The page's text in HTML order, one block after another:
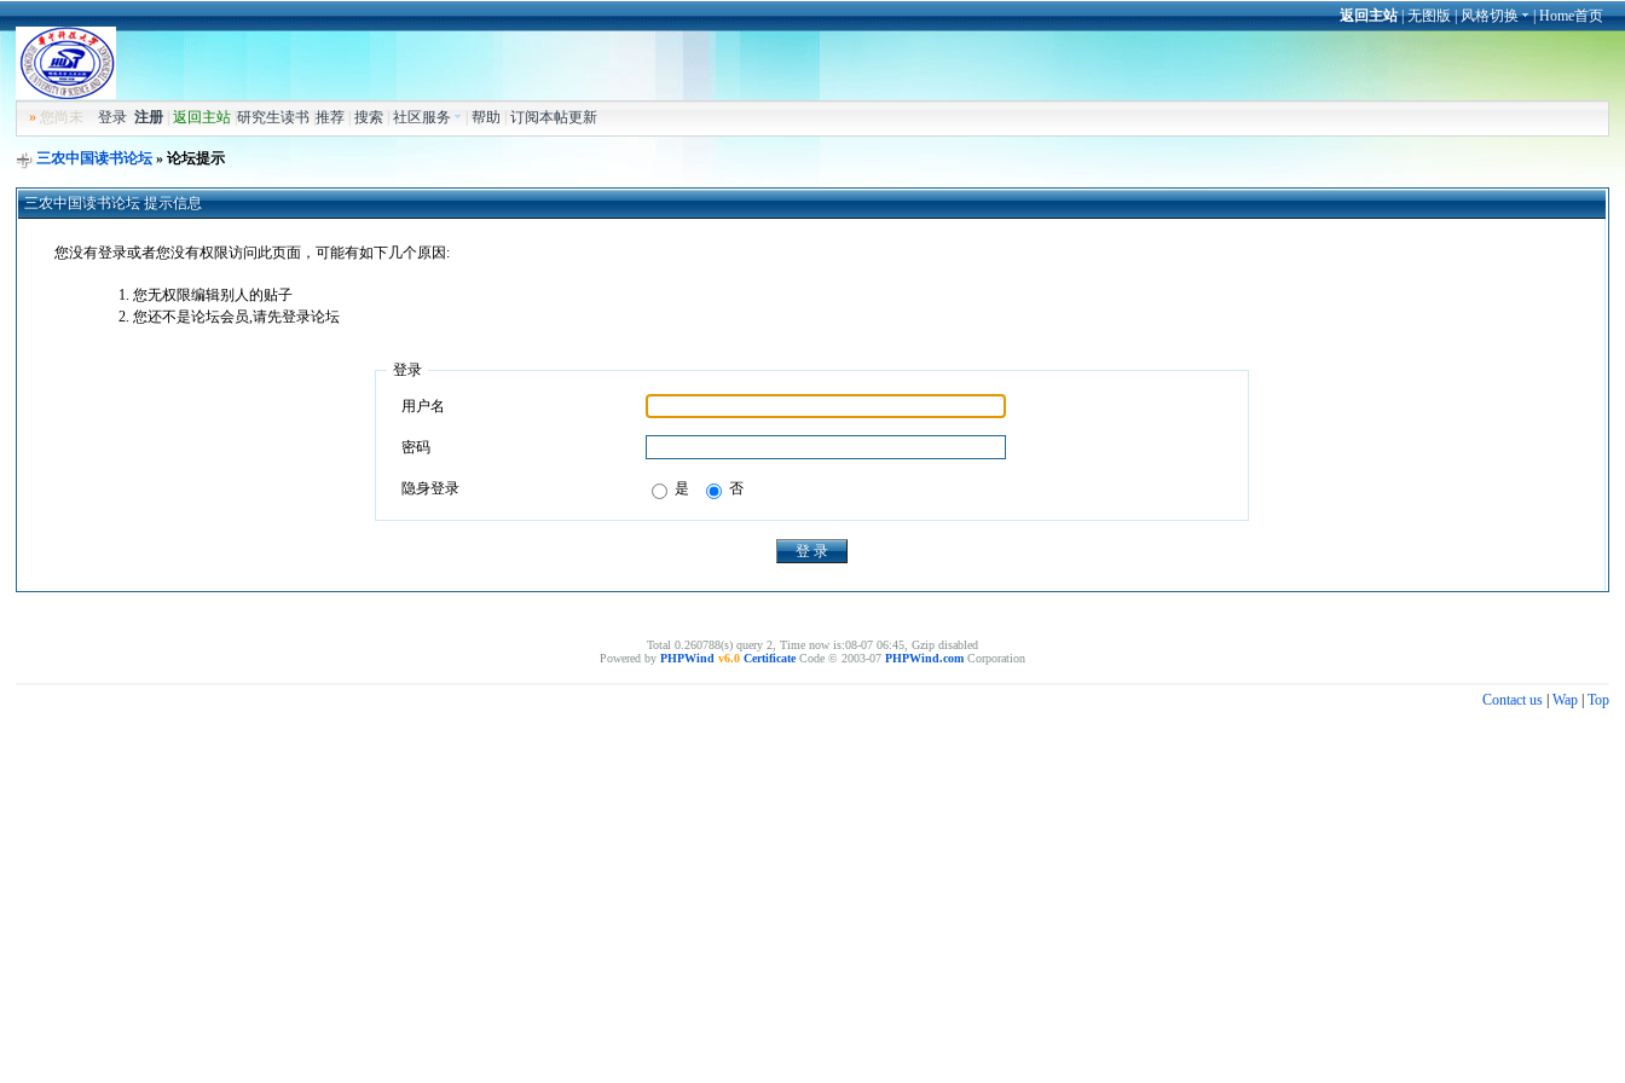
返回主站|无图版|风格切换 |Home首页
» 您尚未登录 注册 |返回主站 |研究生读书 |推荐 |搜索 |社区服务 |帮助 |订阅本帖更新
三农中国读书论坛» 论坛提示
三农中国读书论坛 提示信息
您没有登录或者您没有权限访问此页面，可能有如下几个原因:
您无权限编辑别人的贴子
您还不是论坛会员,请先登录论坛
登录
用户名
密码
隐身登录 是 否
Total 0.260788(s) query 2, Time now is:08-07 06:45, Gzip disabled
Powered by PHPWind v6.0 CertificateCode © 2003-07 PHPWind.com Corporation
Contact us| Wap| Top